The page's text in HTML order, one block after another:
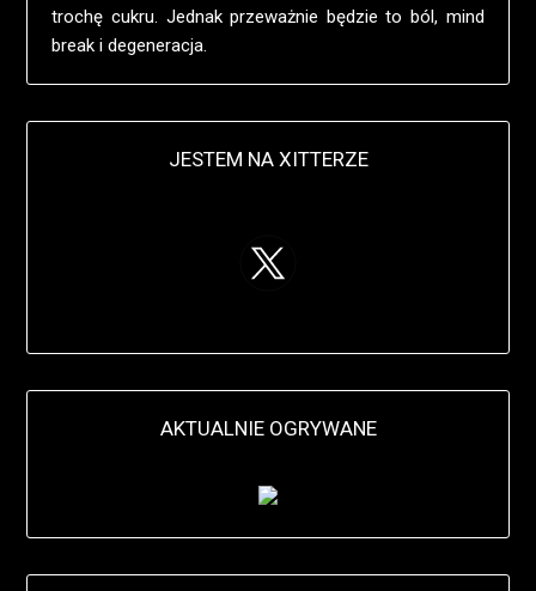
trochę cukru. Jednak przeważnie będzie to ból, mind
break i degeneracja.
JESTEM NA XITTERZE
AKTUALNIE OGRYWANE